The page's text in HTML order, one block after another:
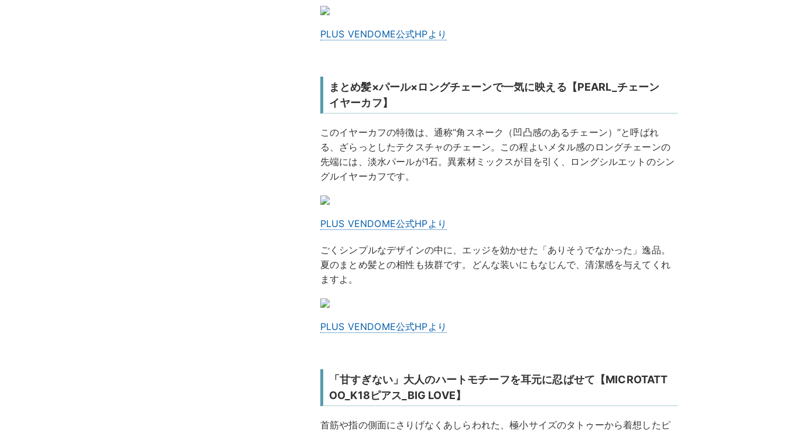
PLUS VENDOME公式HPより
まとめ髪×パール×ロングチェーンで一気に映える【PEARL_チェーン
イヤーカフ】
このイヤーカフの特徴は、通称“角スネーク（凹凸感のあるチェーン）”と呼ばれ
る、ざらっとしたテクスチャのチェーン。この程よいメタル感のロングチェーンの
先端には、淡水パールが1石。異素材ミックスが目を引く、ロングシルエットのシン
グルイヤーカフです。
PLUS VENDOME公式HPより
ごくシンプルなデザインの中に、エッジを効かせた「ありそうでなかった」逸品。
夏のまとめ髪との相性も抜群です。どんな装いにもなじんで、清潔感を与えてくれ
ますよ。
PLUS VENDOME公式HPより
「甘すぎない」大人のハートモチーフを耳元に忍ばせて【MICROTATT
OO_K18ピアス_BIG LOVE】
首筋や指の側面にさりげなくあしらわれた、極小サイズのタトゥーから着想したピ